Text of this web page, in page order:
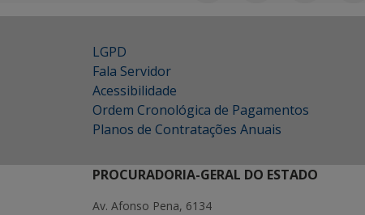
LGPD
Fala Servidor
Acessibilidade
Ordem Cronológica de Pagamentos
Planos de Contratações Anuais
PROCURADORIA-GERAL DO ESTADO
Av. Afonso Pena, 6134